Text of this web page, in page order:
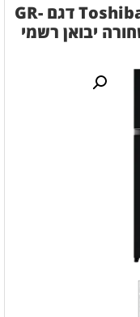
מקרר מקפיא עליון 611 ליטר Toshiba דגם GR-